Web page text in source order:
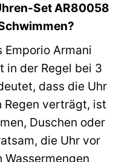
Set AR80058
Armani
in der Regel bei 3
dass die Uhr
Regen verträgt, ist
Duschen oder
die Uhr vor